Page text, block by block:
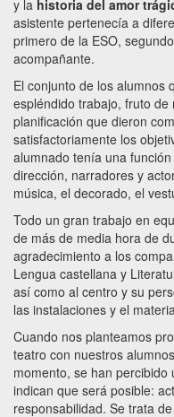
y la historia del amor
asistente pertenecía a
primero de la ESO,
acompañante.
El conjunto de los alumnos
espléndido trabajo, fruto
planificación que dieron
satisfactoriamente los
alumnado tenía una
dirección, narradores y
música, el decorado, el
Todo un gran trabajo en
de más de media hora de
agradecimiento a los
Lengua castellana y
así como al centro y su
las instalaciones y el
Cuando nos planteamos
teatro con nuestros
momento, se han
indican que será posible:
responsabilidad. Se trata